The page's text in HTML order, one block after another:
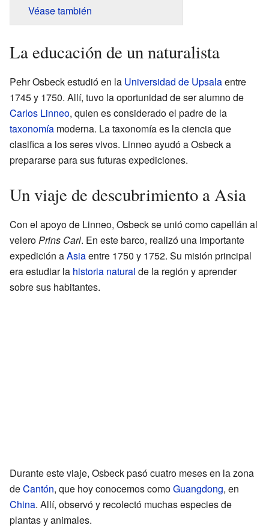
Véase también
La educación de un naturalista
Pehr Osbeck estudió en la Universidad de Upsalaentre
1745 y 1750. Allí, tuvo la oportunidad de ser alumno de
Carlos Linneo, quien es considerado el padre de la
taxonomía moderna. La taxonomía es la ciencia que
clasifica a los seres vivos. Linneo ayudó a Osbeck a
prepararse para sus futuras expediciones.
Un viaje de descubrimiento a Asia
Con el apoyo de Linneo, Osbeck se unió como capellán al
veleroPrins Carl. En este barco, realizó una importante
expedición aAsiaentre 1750 y 1752. Su misión principal
era estudiar la historia natural de la región y aprender
sobre sus habitantes.
Durante este viaje, Osbeck pasó cuatro meses en la zona
deCantón, que hoy conocemos comoGuangdong, en
China. Allí, observó y recolectó muchas especies de
plantas y animales.